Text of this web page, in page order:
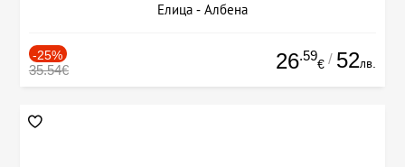
Елица - Албена
-25%
35.54€ 26.59
€ / 52лв.